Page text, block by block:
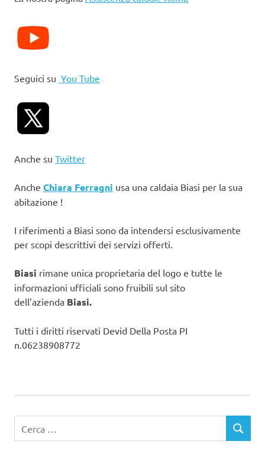
Seguici su You Tube
Anche su Twitter
Anche Chiara Ferragni usa una caldaia Biasi per la sua
abitazione !
I riferimenti a Biasi sono da intendersi esclusivamente
per scopi descrittivi dei servizi offerti.
Biasi rimane unica proprietaria del logo e tutte le
informazioni ufficiali sono fruibili sul sito
dell’azienda Biasi.
Tutti i diritti riservati Devid Della Posta PI
n.06238908772
per:
CERCA